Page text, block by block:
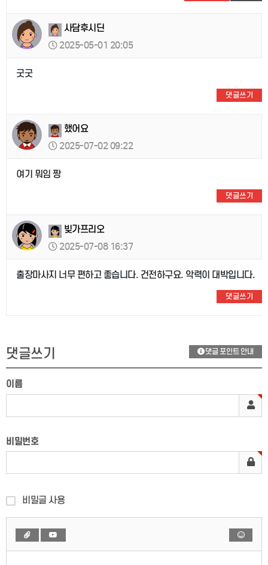
사담후시딘
2025-05-01 20:05
굿굿
댓글쓰기
했어요
2025-07-02 09:22
여기 뭐임 짱
댓글쓰기
빚가프리오
2025-07-08 16:37
출장마사지 너무 편하고 좋습니다. 건전하구요. 악력이 대박입니다.
댓글쓰기
댓글쓰기 댓글 포인트 안내
이름
비밀번호
비밀글 사용